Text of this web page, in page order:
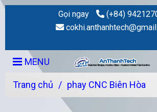
Gọi ngay
(+84)
MENU
Trang chủ / phay CNC Biên Hòa